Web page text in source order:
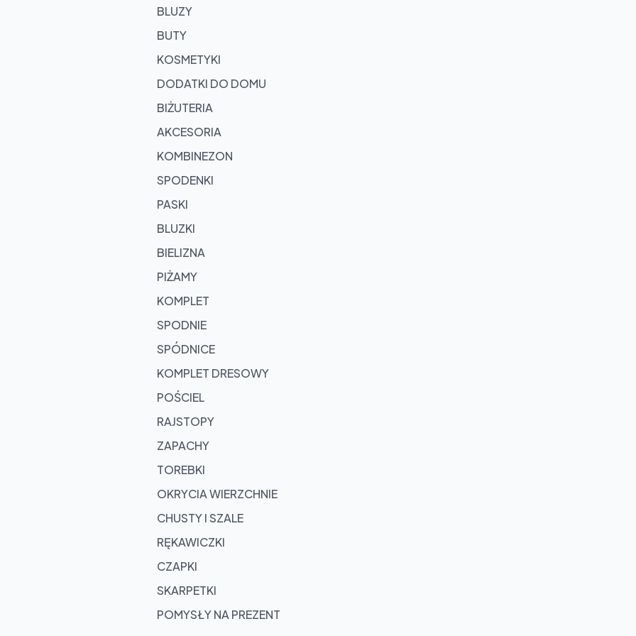
BLUZY
BUTY
KOSMETYKI
DODATKI DO DOMU
BIŻUTERIA
AKCESORIA
KOMBINEZON
SPODENKI
PASKI
BLUZKI
BIELIZNA
PIŻAMY
KOMPLET
SPODNIE
SPÓDNICE
KOMPLET DRESOWY
POŚCIEL
RAJSTOPY
ZAPACHY
TOREBKI
OKRYCIA WIERZCHNIE
CHUSTY I SZALE
RĘKAWICZKI
CZAPKI
SKARPETKI
POMYSŁY NA PREZENT